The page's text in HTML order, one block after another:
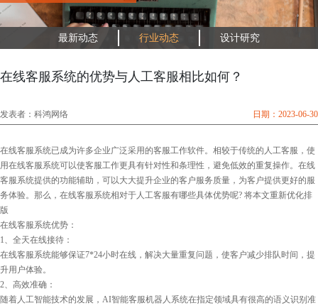
最新动态 行业动态 设计研究
在线客服系统的优势与人工客服相比如何？
发表者：科鸿网络 日期：2023-06-30
在线客服系统已成为许多企业广泛采用的客服工作软件。相较于传统的人工客服，使
用在线客服系统可以使客服工作更具有针对性和条理性，避免低效的重复操作。在线
客服系统提供的功能辅助，可以大大提升企业的客户服务质量，为客户提供更好的服
务体验。那么，在线客服系统相对于人工客服有哪些具体优势呢? 将本文重新优化排
版
在线客服系统优势：
1、全天在线接待：
在线客服系统能够保证7*24小时在线，解决大量重复问题，使客户减少排队时间，提
升用户体验。
2、高效准确：
随着人工智能技术的发展，AI智能客服机器人系统在指定领域具有很高的语义识别准